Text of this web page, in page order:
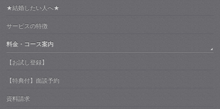
★結婚したい人へ★
サービスの特徴
料金・コース案内
【お試し登録】
【特典付】面談予約
資料請求